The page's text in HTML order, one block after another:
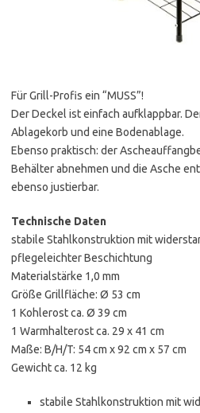
Für Grill-Profis ein “MUSS”!
Der Deckel ist einfach aufklappbar.
Ablagekorb und eine Bodenablage.
Ebenso praktisch: der
Behälter abnehmen und die Asche
ebenso justierbar.
Technische Daten
stabile Stahlkonstruktion mit
pflegeleichter Beschichtung
Materialstärke 1,0 mm
Größe Grillfläche: Ø 53 cm
1 Kohlerost ca. Ø 39 cm
1 Warmhalterost ca. 29 x 41 cm
Maße: B/H/T: 54 cm x 92 cm x 57 cm
Gewicht ca. 12 kg
stabile Stahlkonstruktion mit